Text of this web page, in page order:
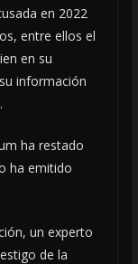
en 2022
entre ellos el
en su
información
ha restado
ha emitido
un experto
de la